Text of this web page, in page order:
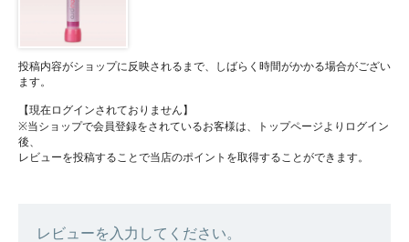
投稿内容がショップに反映されるまで、しばらく時間がかかる場合がござい
ます。
【現在ログインされておりません】
※当ショップで会員登録をされているお客様は、トップページよりログイン
後、
レビューを投稿することで当店のポイントを取得することができます。
レビューを入力してください。